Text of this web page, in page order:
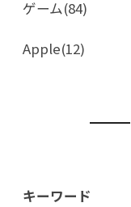
ゲーム(84)
Apple(12)
キーワード